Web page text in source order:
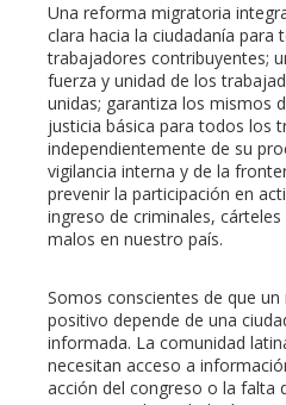
Una reforma migratoria
clara hacia la ciudadanía para
trabajadores contribuyentes;
fuerza y unidad de los
unidas; garantiza los mismos
justicia básica para todos los
independientemente de su
vigilancia interna y de la
prevenir la participación en
ingreso de criminales,
malos en nuestro país.
Somos conscientes de que
positivo depende de una
informada. La comunidad
necesitan acceso a
acción del congreso o la falta